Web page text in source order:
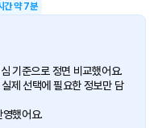
간 약7분
기준으로 정면 비교했어요.
제 선택에 필요한 정보만 담
했어요.